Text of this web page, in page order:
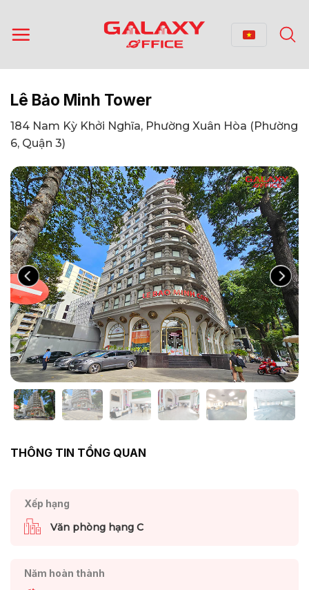
qua
nội
Lê Bảo Minh Tower
184 Nam Kỳ Khởi Nghĩa, Phường Xuân Hòa (Phường
6, Quận 3)
THÔNG TIN TỔNG QUAN
Xếp hạng
Văn phòng hạng C
Năm hoàn thành